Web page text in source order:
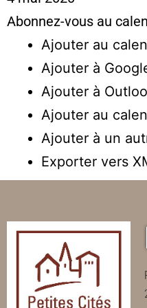
Abonnez-vous au
Ajouter au
Ajouter à
Ajouter à
Ajouter au
Ajouter à un
Exporter vers